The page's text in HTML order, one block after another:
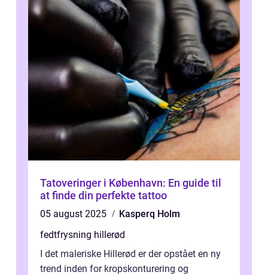
Tatoveringer i København: En guide til
at finde din perfekte tattoo
05 august 2025
Kasperq Holm
fedtfrysning hillerød
I det maleriske Hillerød er der opstået en ny
trend inden for kropskonturering og